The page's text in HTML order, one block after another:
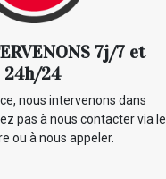
7j/7 et
24h/24
nous intervenons dans
pas à nous contacter via le
ou à nous appeler.